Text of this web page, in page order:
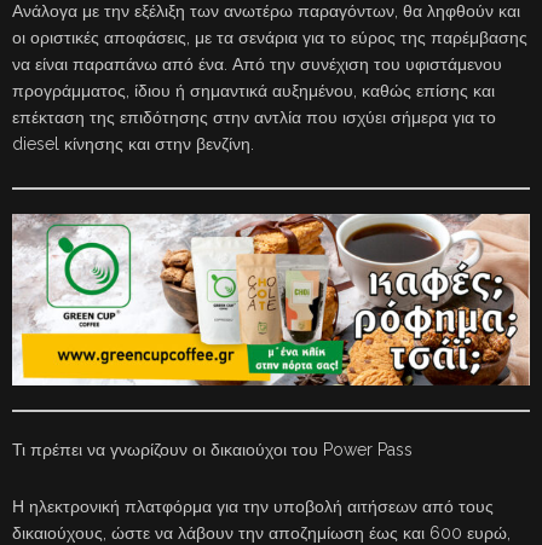
Ανάλογα με την εξέλιξη των ανωτέρω παραγόντων, θα ληφθούν και
οι οριστικές αποφάσεις, με τα σενάρια για το εύρος της παρέμβασης
να είναι παραπάνω από ένα. Από την συνέχιση του υφιστάμενου
προγράμματος, ίδιου ή σημαντικά αυξημένου, καθώς επίσης και
επέκταση της επιδότησης στην αντλία που ισχύει σήμερα για το
diesel κίνησης και στην βενζίνη.
Τι πρέπει να γνωρίζουν οι δικαιούχοι του Power Pass
Η ηλεκτρονική πλατφόρμα για την υποβολή αιτήσεων από τους
δικαιούχους, ώστε να λάβουν την αποζημίωση έως και 600 ευρώ,